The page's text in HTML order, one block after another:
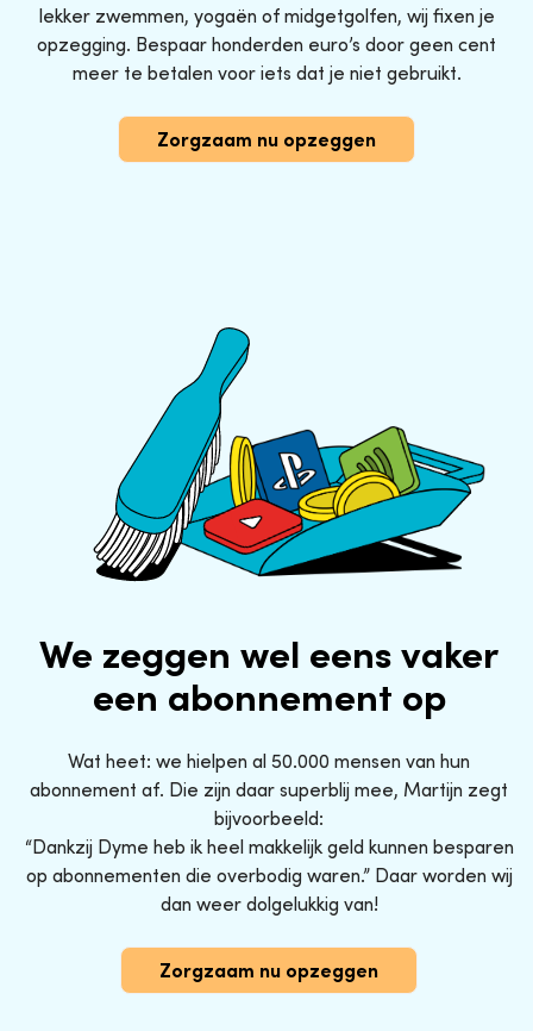
lekker zwemmen, yogaën of midgetgolfen, wij fixen je
opzegging. Bespaar honderden euro’s door geen cent
meer te betalen voor iets dat je niet gebruikt.
Zorgzaam nu opzeggen
We zeggen wel eens vaker
een abonnement op
Wat heet: we hielpen al 50.000 mensen van hun
abonnement af. Die zijn daar superblij mee, Martijn zegt
bijvoorbeeld:
“Dankzij Dyme heb ik heel makkelijk geld kunnen besparen
op abonnementen die overbodig waren.” Daar worden wij
dan weer dolgelukkig van!
Zorgzaam nu opzeggen